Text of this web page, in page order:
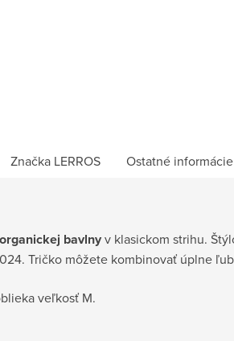
Značka LERROS Ostatné informácie
bavlnyv klasickom strihu.
Tričko môžete kombinovať úplne
veľkosť M.